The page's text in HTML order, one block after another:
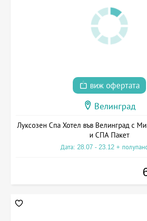
виж офертата
Велинград
Луксозен Спа Хотел във Велинград с
и СПА Пакет
Дата: 28.07 - 23.12 +